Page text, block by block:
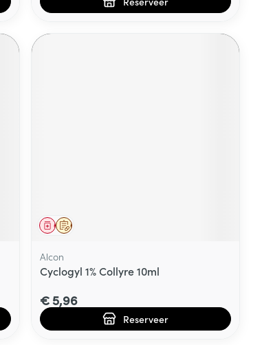
Op voorschrift
Geneesmiddel
Alcon
Cyclogyl 1% Collyre 10ml
€ 5,96
Reserveer